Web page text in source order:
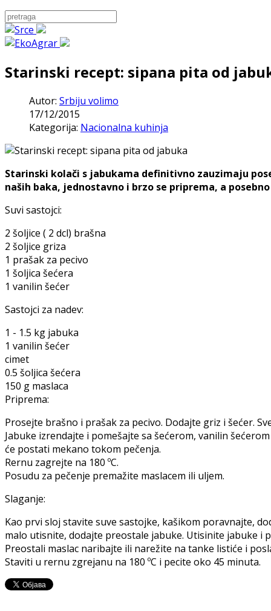
Starinski recept: sipana pita od
Autor: Srbiju volimo
17/12/2015
Kategorija: Nacionalna kuhinja
Starinski kolači s jabukama definitivno zauzimaju
naših baka, jednostavno i brzo se priprema, a
Suvi sastojci:
2 šoljice ( 2 dcl) brašna
2 šoljice griza
1 prašak za pecivo
1 šoljica šećera
1 vanilin šećer
Sastojci za nadev:
1 - 1.5 kg jabuka
1 vanilin šećer
cimet
0.5 šoljica šećera
150 g maslaca
Priprema:
Prosejte brašno i prašak za pecivo. Dodajte griz i šećer.
Jabuke izrendajte i pomešajte sa šećerom, vanilin
će postati mekano tokom pečenja.
Rernu zagrejte na 180 ºC.
Posudu za pečenje premažite maslacem ili uljem.
Slaganje:
Kao prvi sloj stavite suve sastojke, kašikom poravnajte,
malo utisnite, dodajte preostale jabuke. Utisinite jabuke i
Preostali maslac naribajte ili narežite na tanke listiće i
Staviti u rernu zgrejanu na 180 ºC i pecite oko 45 minuta.